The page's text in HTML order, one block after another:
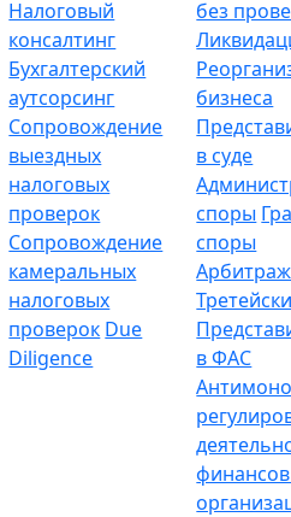
Налоговый
консалтинг
Бухгалтерский
аутсорсинг
Сопровождение
выездных
налоговых
проверок
Сопровождение
камеральных
налоговых
проверок Due
Diligence
без
бизнеса
в суде
споры
споры
в ФАС